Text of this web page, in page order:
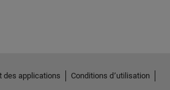
des applications
Conditions d՚utilisation